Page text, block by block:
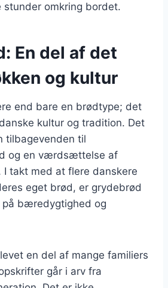
stunder omkring bordet.
En del af det
og kultur
end bare en brødtype; det
kultur og tradition. Det
tilbagevenden til
og en værdsættelse af
I takt med at flere danskere
eget brød, er grydebrød
bæredygtighed og
en del af mange familiers
går i arv fra